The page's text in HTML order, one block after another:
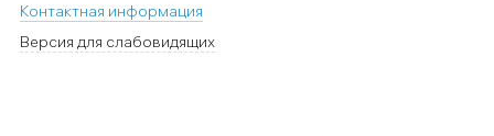
Контактная информация
Версия для слабовидящих